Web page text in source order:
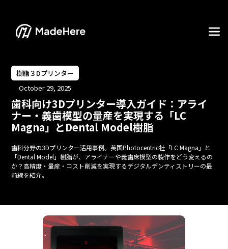
樹脂３Dプリンター
October 29, 2025
歯科向け3Dプリンター導入ガイド：アライ
ナー・義歯模型の量産を実現する「LC
Magna」とDental Model樹脂
歯科分野の3Dプリンター活用事例。英国Photocentric社「LC Magna」と
「Dental Model」樹脂が、アライナーや義歯床模型の製作をどう変えるの
か？高精度・量産・コスト削減を実現するデジタルデンティストリーの最
前線を紹介。